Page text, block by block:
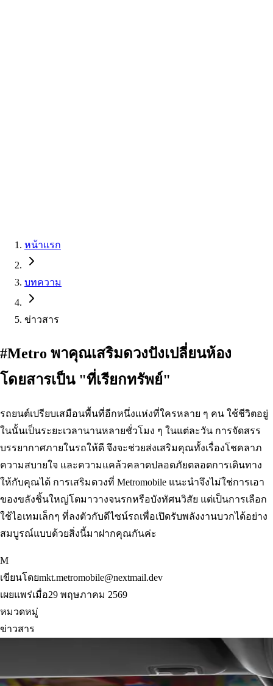
หน้าแรก
บทความ
ข่าวสาร
#Metro พาคุณเสริมดวงปังเปลี่ยนห้อง
โดยสารเป็น "ที่เรียกทรัพย์"
รถยนต์เปรียบเสมือนพื้นที่อีกหนึ่งแห่งที่ใครหลาย ๆ คน ใช้ชีวิตอยู่
ในนั้นเป็นระยะเวลานานหลายชั่วโมง ๆ ในแต่ละวัน การจัดสรร
บรรยากาศภายในรถให้ดี จึงจะช่วยส่งเสริมคุณทั้งเรื่องโชคลาภ
ความสบายใจ และความแคล้วคลาดปลอดภัยตลอดการเดินทาง
ให้กับคุณได้ การเสริมดวงที่ Metromobile แนะนำจึงไม่ใช่การเอา
ของขลังชิ้นใหญ่โตมาวางจนรกหรือบังทัศนวิสัย แต่เป็นการเลือก
ใช้ไอเทมเล็กๆ ที่ลงตัวกับดีไซน์รถเพื่อเปิดรับพลังงานบวกได้อย่าง
สมบูรณ์แบบด้วยสิ่งนี้มาฝากคุณกันค่ะ
M
เขียนโดยmkt.metromobile@nextmail.dev
เผยแพร่เมื่อ29 พฤษภาคม 2569
หมวดหมู่
ข่าวสาร